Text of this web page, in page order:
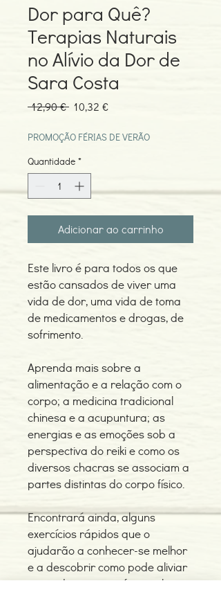
Dor para Quê?
Terapias Naturais
no Alívio da Dor de
Sara Costa
12,90 € Preço
10,32 €Preço
PROMOÇÃO FÉRIAS DE VERÃO
Quantidade *
Adicionar ao carrinho
Este livro é para todos os que
estão cansados de viver uma
vida de dor, uma vida de toma
de medicamentos e drogas, de
sofrimento.
Aprenda mais sobre a
alimentação e a relação com o
corpo; a medicina tradicional
chinesa e a acupuntura; as
energias e as emoções sob a
perspectiva do reiki e como os
diversos chacras se associam a
partes distintas do corpo físico.
Encontrará ainda, alguns
exercícios rápidos que o
ajudarão a conhecer-se melhor
e a descobrir como pode aliviar
a sua dor, ou o profissional que